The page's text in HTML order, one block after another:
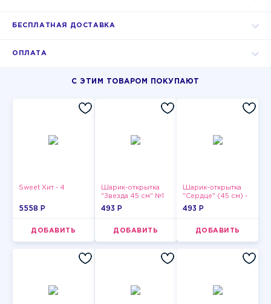
БЕСПЛАТНАЯ ДОСТАВКА
ОПЛАТА
С ЭТИМ ТОВАРОМ ПОКУПАЮТ
Sweet Хит - 4
5558 P
ДОБАВИТЬ
Шарик-открытка
"Звезда 45 см" №1
493 P
ДОБАВИТЬ
Шарик-открытка
"Сердце" (45 см) -
2
493 P
ДОБАВИТЬ